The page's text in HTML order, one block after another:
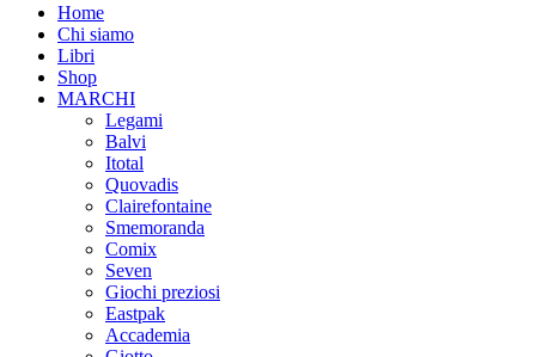
Home
Chi siamo
Libri
Shop
MARCHI
Legami
Balvi
Itotal
Quovadis
Clairefontaine
Smemoranda
Comix
Seven
Giochi preziosi
Eastpak
Accademia